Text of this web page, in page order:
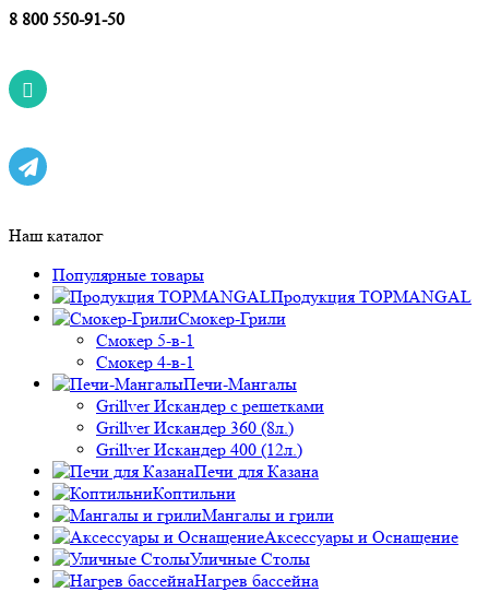
8 800 550-91-50
Наш каталог
Популярные товары
Продукция TOPMANGAL
Смокер-Грили
Смокер 5-в-1
Смокер 4-в-1
Печи-Мангалы
Grillver Искандер с решетками
Grillver Искандер 360 (8л.)
Grillver Искандер 400 (12л.)
Печи для Казана
Коптильни
Мангалы и грили
Аксессуары и Оснащение
Уличные Столы
Нагрев бассейна